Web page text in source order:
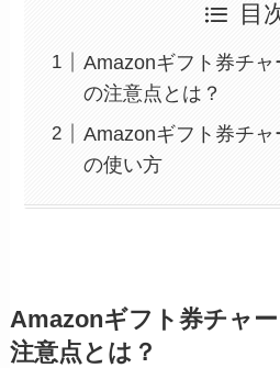
目
Amazonギフト券チ
の注意点とは？
Amazonギフト券チ
の使い方
Amazonギフト券チャ
注意点とは？